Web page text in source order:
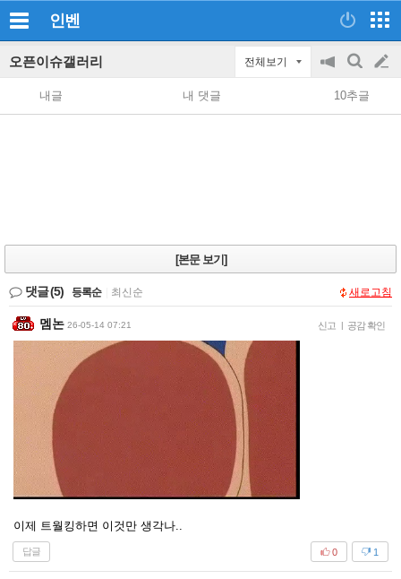
인벤
오픈이슈갤러리 전체보기
공
지
on/off
검
색
글
쓰
내글 내 댓글 10추글
[본문 보기]
댓글(5) 등록순 최신순 새로고침
멤논 26-05-14 07:21 신고 | 공감 확인
이제 트월킹하면 이것만 생각나..
답글 1
0